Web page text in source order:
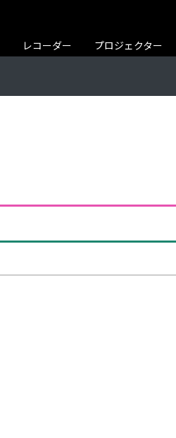
レコーダー プロジェクター